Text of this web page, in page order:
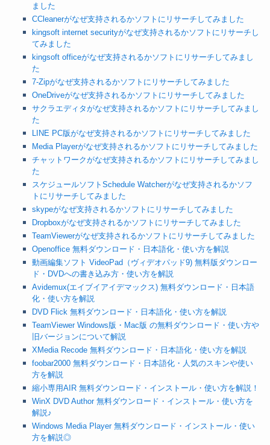
ました
CCleanerがなぜ支持されるかソフトにリサーチしてみました
kingsoft internet securityがなぜ支持されるかソフトにリサーチし
てみました
kingsoft officeがなぜ支持されるかソフトにリサーチしてみまし
た
7-Zipがなぜ支持されるかソフトにリサーチしてみました
OneDriveがなぜ支持されるかソフトにリサーチしてみました
サクラエディタがなぜ支持されるかソフトにリサーチしてみまし
た
LINE PC版がなぜ支持されるかソフトにリサーチしてみました
Media Playerがなぜ支持されるかソフトにリサーチしてみました
チャットワークがなぜ支持されるかソフトにリサーチしてみまし
た
スケジュールソフトSchedule Watcherがなぜ支持されるかソフ
トにリサーチしてみました
skypeがなぜ支持されるかソフトにリサーチしてみました
Dropboxがなぜ支持されるかソフトにリサーチしてみました
TeamViewerがなぜ支持されるかソフトにリサーチしてみました
Openoffice 無料ダウンロード・日本語化・使い方を解説
動画編集ソフト VideoPad（ヴィデオパッド9) 無料版ダウンロー
ド・DVDへの書き込み方・使い方を解説
Avidemux(エイブイアイデマックス) 無料ダウンロード・日本語
化・使い方を解説
DVD Flick 無料ダウンロード・日本語化・使い方を解説
TeamViewer Windows版・Mac版 の無料ダウンロード・使い方や
旧バージョンについて解説
XMedia Recode 無料ダウンロード・日本語化・使い方を解説
foobar2000 無料ダウンロード・日本語化・人気のスキンや使い
方を解説
縮小専用AIR 無料ダウンロード・インストール・使い方を解説！
WinX DVD Author 無料ダウンロード・インストール・使い方を
解説♪
Windows Media Player 無料ダウンロード・インストール・使い
方を解説◎